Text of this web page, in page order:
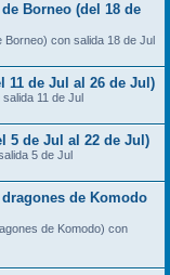
Borneo (del 18 de
Borneo) con salida 18 de Jul
11 de Jul al 26 de Jul)
11 de Jul
5 de Jul al 22 de Jul)
5 de Jul
de Komodo
de Komodo) con